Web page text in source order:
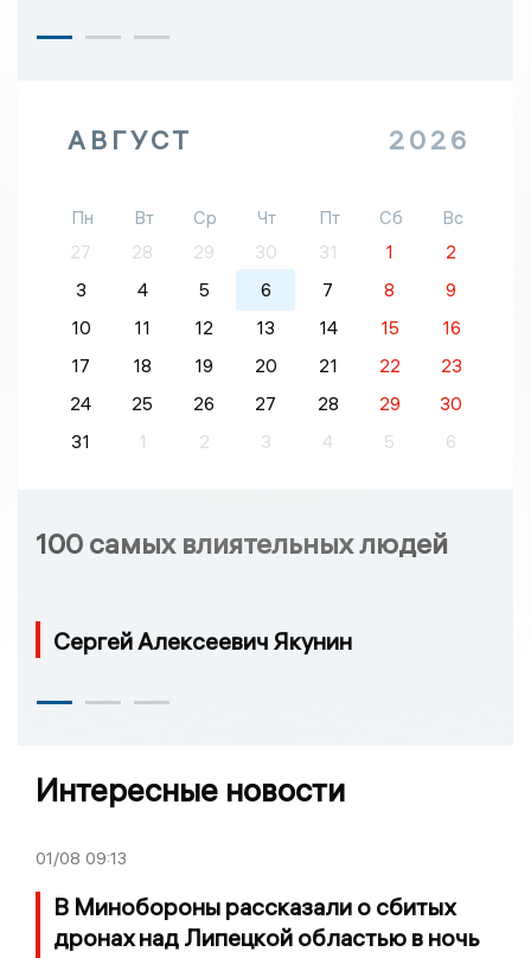
АВГУСТ 2026
Пн Вт Ср Чт Пт Сб
Вс
27
28 29 30 31 1
2
3
4 5 6 7 8
9
10
11 12 13 14 15
16
17
18 19 20 21 22
23
24
25 26 27 28 29
30
31
1 2 3 4 5 6
100 самых влиятельных людей
Сергей Алексеевич Якунин
Интересные новости
01/08 09:13
В Минобороны рассказали о сбитых
дронах над Липецкой областью в ночь